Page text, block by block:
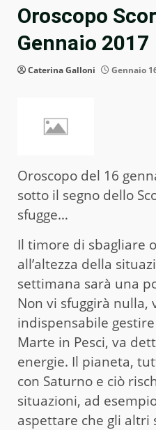
Oroscopo
Gennaio 2017
Caterina Galloni Gennaio
Oroscopo del 16
sotto il segno dello
sfugge…
Il timore di sbagliare
all’altezza della
settimana sarà una
Non vi sfuggirà nulla,
indispensabile
Marte in Pesci, va
energie. Il pianeta,
con Saturno e ciò
situazioni, ad
aspettare che gli altri